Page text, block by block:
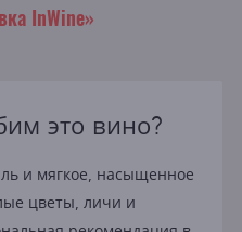
InWine»
это вино?
и мягкое, насыщенное
цветы, личи и